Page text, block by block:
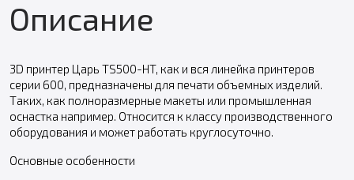
Описание
3D принтер Царь TS500-HT, как и вся линейка принтеров
серии 600, предназначены для печати объемных изделий.
Таких, как полноразмерные макеты или промышленная
оснастка например. Относится к классу производственного
оборудования и может работать круглосуточно.
Основные особенности